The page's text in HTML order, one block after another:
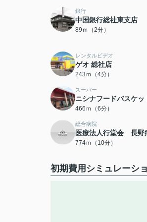
銀行
中国銀行総社東支店
89ｍ（2分）
レンタルビデオ
ゲオ 総社店
243ｍ（4分）
スーパー
ニシナフードバスケッ
466ｍ（6分）
総合病院
医療法人行堂会 長野
774ｍ（10分）
初期費用シミュレーシ